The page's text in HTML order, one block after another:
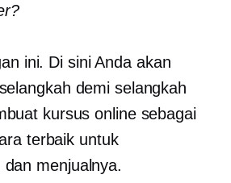
ini. Di sini Anda akan
selangkah demi selangkah
kursus online sebagai
terbaik untuk
menjualnya.